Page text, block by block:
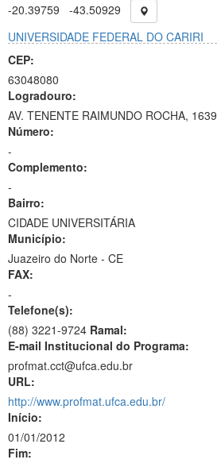
-20.39759
-43.50929
UNIVERSIDADE FEDERAL DO CARIRI
CEP:
63048080
Logradouro:
AV. TENENTE RAIMUNDO ROCHA, 1639
Número:
-
Complemento:
-
Bairro:
CIDADE UNIVERSITÁRIA
Município:
Juazeiro do Norte - CE
FAX:
-
Telefone(s):
(88) 3221-9724 Ramal:
E-mail Institucional do Programa:
profmat.cct@ufca.edu.br
URL:
http://www.profmat.ufca.edu.br/
Início:
01/01/2012
Fim: